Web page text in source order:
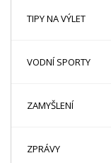
TIPY NA VÝLET
VODNÍ SPORTY
ZAMYŠLENÍ
ZPRÁVY